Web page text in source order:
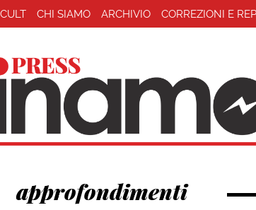
CULT CHI SIAMO ARCHIVIO CORREZIONI E
approfondimenti